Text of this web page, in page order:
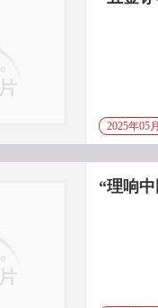
2025年05
“理响